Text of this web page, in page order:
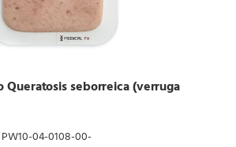
Queratosis seborreica (verruga
PW10-04-0108-00-